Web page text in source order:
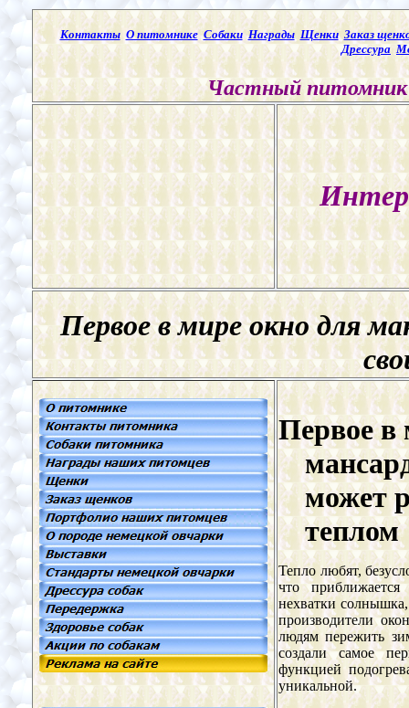
Контакты О питомнике Собаки Награды Щенки Заказ
Дрессура
Частный питомник
Первое в мире окно для
Первое в
может
теплом
Тепло любят,
что
нехватки
производители
людям пережить
создали самое
функцией
уникальной.